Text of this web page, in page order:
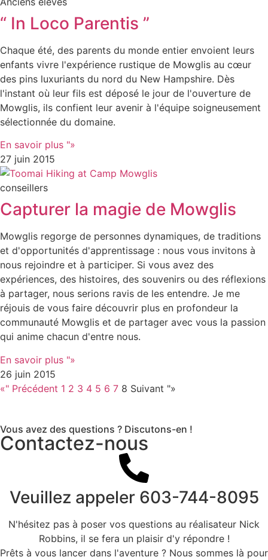
“ In Loco Parentis ”
Chaque été, des parents du monde entier envoient leurs
enfants vivre l'expérience rustique de Mowglis au cœur
des pins luxuriants du nord du New Hampshire. Dès
l'instant où leur fils est déposé le jour de l'ouverture de
Mowglis, ils confient leur avenir à l'équipe soigneusement
sélectionnée du domaine.
En savoir plus "»
27 juin 2015
conseillers
Capturer la magie de Mowglis
Mowglis regorge de personnes dynamiques, de traditions
et d'opportunités d'apprentissage : nous vous invitons à
nous rejoindre et à participer. Si vous avez des
expériences, des histoires, des souvenirs ou des réflexions
à partager, nous serions ravis de les entendre. Je me
réjouis de vous faire découvrir plus en profondeur la
communauté Mowglis et de partager avec vous la passion
qui anime chacun d'entre nous.
En savoir plus "»
26 juin 2015
«" Précédent 1 2 3 4 5 6 7 8 Suivant "»
Vous avez des questions ? Discutons-en !
Contactez-nous
Veuillez appeler 603-744-8095
N'hésitez pas à poser vos questions au réalisateur Nick
Robbins, il se fera un plaisir d'y répondre !
Prêts à vous lancer dans l'aventure ? Nous sommes là pour